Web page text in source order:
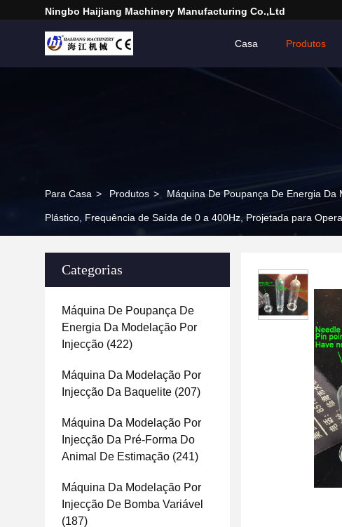
Ningbo Haijiang Machinery Manufacturing Co.,Ltd
Casa Produtos
Para Casa > Produtos > Máquina De Poupança De Energia Da
Plástico, Frequência de Saída de 0 a 400Hz, Projetada para
Categorias
Máquina De Poupança De
Energia Da Modelação Por
Injecção (422)
Máquina Da Modelação Por
Injecção Da Baquelite (207)
Máquina Da Modelação Por
Injecção Da Pré-Forma Do
Animal De Estimação (241)
Máquina Da Modelação Por
Injecção De Bomba Variável
(187)